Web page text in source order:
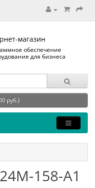
магазин
обеспечение
для бизнеса
руб.)
158-A1